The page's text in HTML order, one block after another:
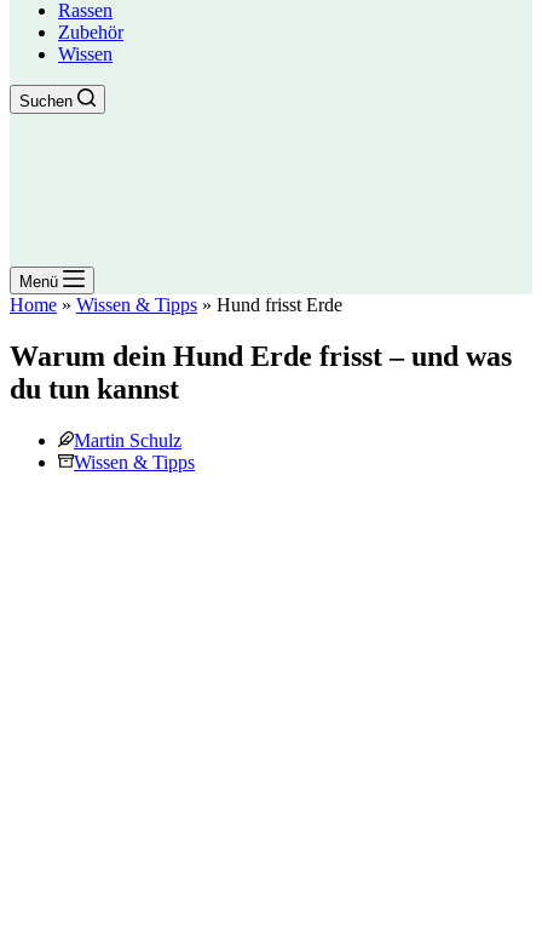
Rassen
Zubehör
Wissen
Suchen
Menü
Home » Wissen & Tipps » Hund frisst Erde
Warum dein Hund Erde frisst – und was
du tun kannst
Martin Schulz
Wissen & Tipps